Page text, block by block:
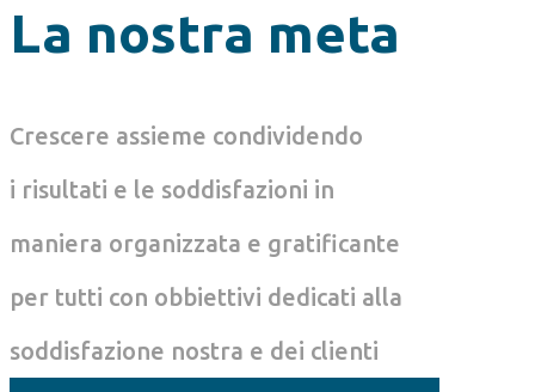
La nostra meta
Crescere assieme condividendo
i risultati e le soddisfazioni in
maniera organizzata e gratificante
per tutti con obbiettivi dedicati alla
soddisfazione nostra e dei clienti